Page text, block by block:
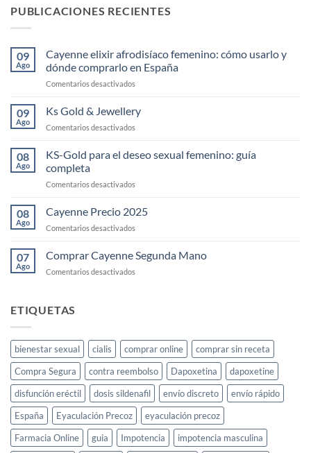
PUBLICACIONES RECIENTES
09
Ago
Cayenne elixir afrodisíaco femenino: cómo usarlo y
dónde comprarlo en España
Comentarios desactivados
afrodisíaco
femenino:
usarlo
comprarlo
España
09
Ago
Ks Gold & Jewellery
Comentarios desactivados
&
08
Ago
KS-Gold para el deseo sexual femenino: guía
completa
Comentarios desactivados
Gold
para
el
sexual
08
Ago
Cayenne Precio 2025
Comentarios desactivados
Precio
2025
07
Ago
Comprar Cayenne Segunda Mano
Comentarios desactivados
ETIQUETAS
bienestar sexual cialis comprar online
comprar sin receta
Compra Segura
contra reembolso Dapoxetina
dapoxetine
disfunción eréctil
dosis sildenafil envío discreto
envío rápido
España
Eyaculación Precoz
eyaculación precoz
Farmacia Online
guia Impotencia
impotencia masculina